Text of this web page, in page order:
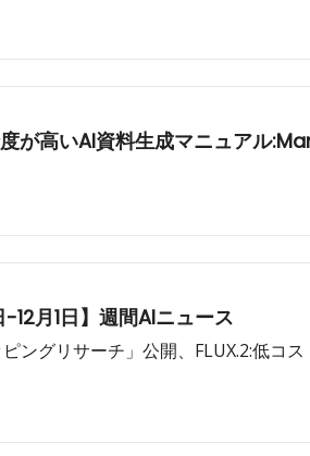
が高いAI資料生成マニュアル
12月1日】週間AIニュース
ングリサーチ」公開、FLUX.2:低コ